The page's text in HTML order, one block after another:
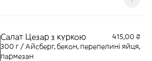
Салат Цезар з куркою
415,00 ₴
300 г / Айсберг, бекон, перепелині яйця,
пармезан